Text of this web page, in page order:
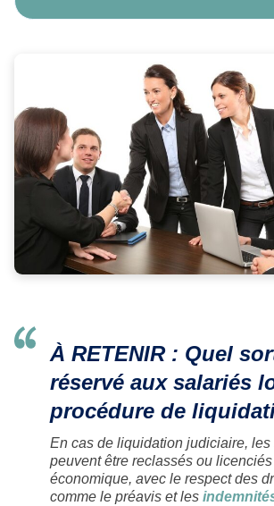
À RETENIR : Quel
réservé aux salariés
procédure de
En cas de liquidation judiciaire, les
peuvent être reclassés ou
économique, avec le respect des
comme le préavis et les